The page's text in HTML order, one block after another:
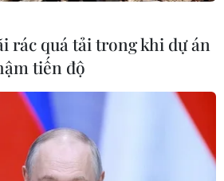
gần đường
phạt Nga của
Âu chịu tác
rác quá tải trong khi dự án
tiến độ